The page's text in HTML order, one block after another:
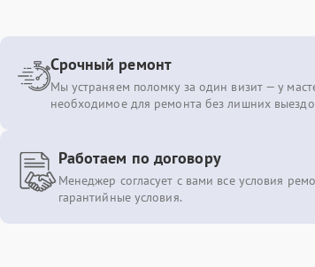
Срочный ремонт
Мы устраняем поломку за один визит — у
необходимое для ремонта без лишних
Работаем по договору
Менеджер согласует с вами все условия
гарантийные условия.